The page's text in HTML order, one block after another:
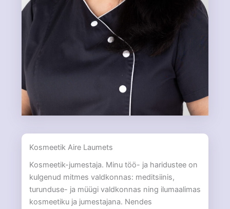
Kosmeetik Aire Laumets
Kosmeetik-jumestaja. Minu töö- ja haridustee on
kulgenud mitmes valdkonnas: meditsiinis,
turunduse- ja müügi valdkonnas ning ilumaalimas
kosmeetiku ja jumestajana. Nendes